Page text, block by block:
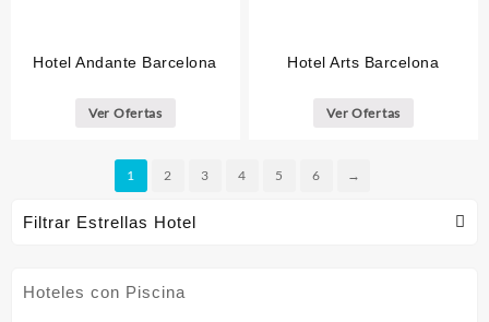
Filtrar Estrellas Hotel
Hotel Andante Barcelona
Ver Ofertas
Hotel Arts Barcelona
Ver Ofertas
1 2 3 4 5 6 →
Hoteles con Piscina